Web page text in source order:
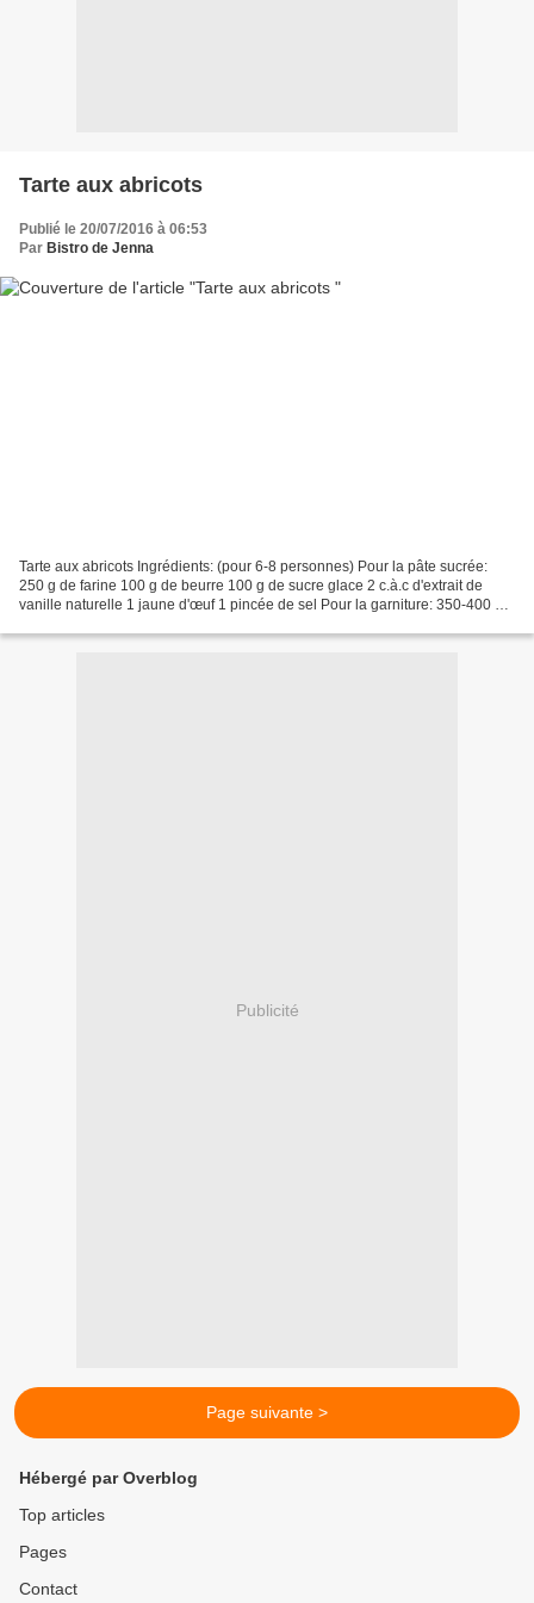
Tarte aux abricots
Publié le 20/07/2016 à 06:53
Par Bistro de Jenna
Tarte aux abricots Ingrédients: (pour 6-8 personnes) Pour la pâte sucrée:
250 g de farine 100 g de beurre 100 g de sucre glace 2 c.à.c d'extrait de
vanille naturelle 1 jaune d'œuf 1 pincée de sel Pour la garniture: 350-400 g
Publicité
Page suivante >
Hébergé par Overblog
Top articles
Pages
Contact